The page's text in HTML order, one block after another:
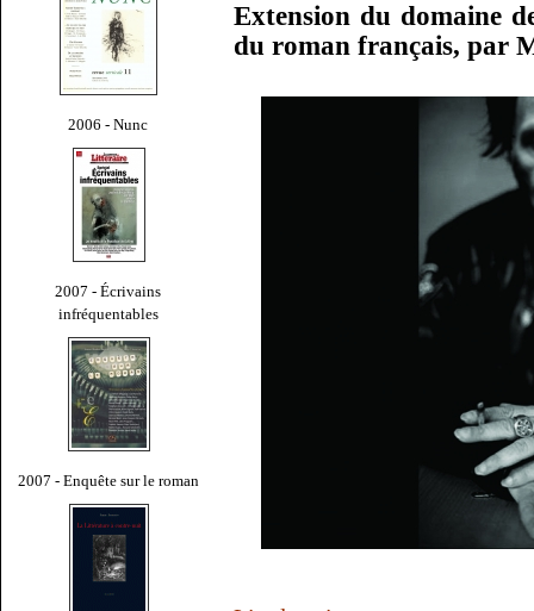
2006 - Nunc
2007 - Écrivains
infréquentables
2007 - Enquête sur le roman
Extension du domaine
du roman français, par